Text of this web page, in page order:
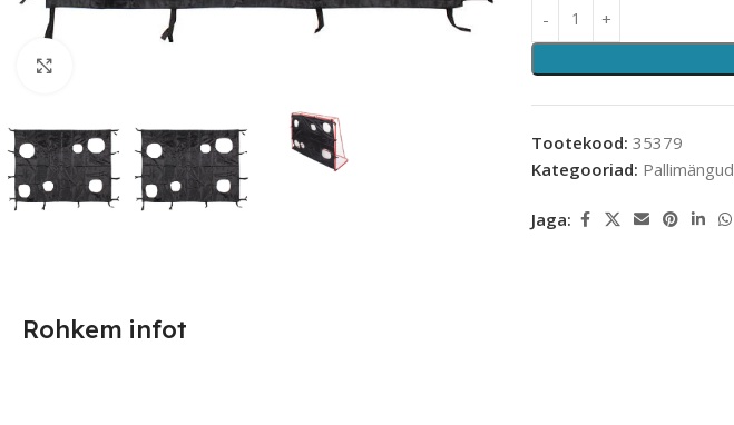
Tootekood:35379
Kategooriad: Pallimängud
Jaga:
Rohkem infot